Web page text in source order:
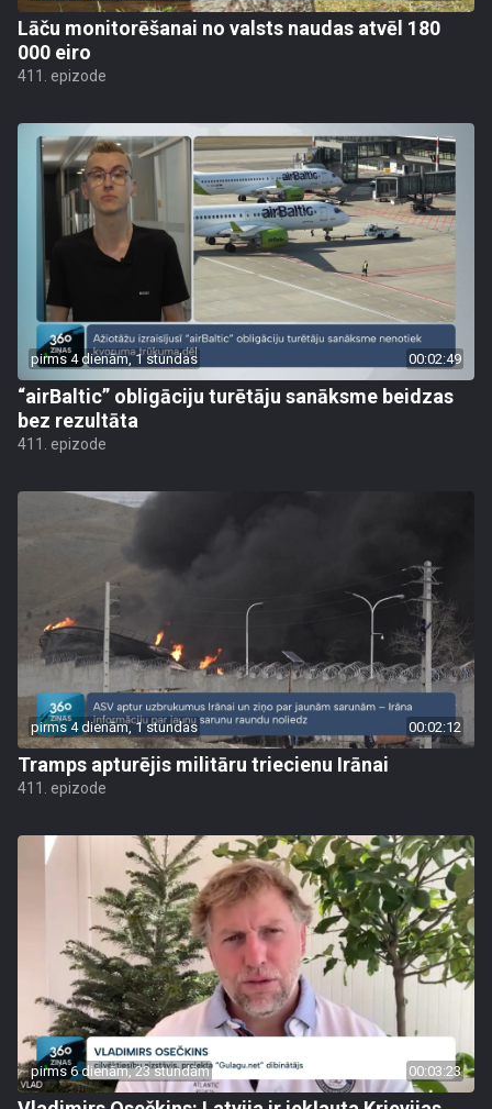
Lāču monitorēšanai no valsts naudas atvēl 180
000 eiro
411. epizode
pirms 4 dienām, 1 stundas 00:02:49
“airBaltic” obligāciju turētāju sanāksme beidzas
bez rezultāta
411. epizode
pirms 4 dienām, 1 stundas 00:02:12
Tramps apturējis militāru triecienu Irānai
411. epizode
pirms 6 dienām, 23 stundām 00:03:23